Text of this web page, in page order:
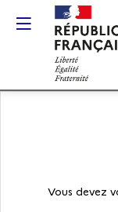
Vous devez
Gestion des cookies